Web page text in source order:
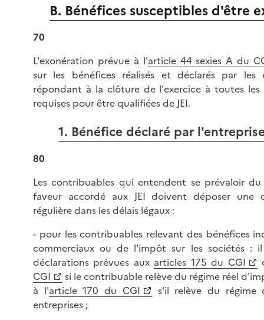
B. Bénéfices susceptibles d'être
70
L'exonération prévue à l'article 44 sexies A du
sur les bénéfices réalisés et déclarés par les
répondant à la clôture de l'exercice à toutes les
requises pour être qualifiées de JEI.
1. Bénéfice déclaré par
80
Les contribuables qui entendent se prévaloir
faveur accordé aux JEI doivent déposer une
régulière dans les délais légaux :
- pour les contribuables relevant des bénéfices
commerciaux ou de l'impôt sur les sociétés :
déclarations prévues aux articles 175 du CGI
CGI
si le contribuable relève du régime réel
à l'article 170 du CGI
s'il relève du régime
entreprises ;